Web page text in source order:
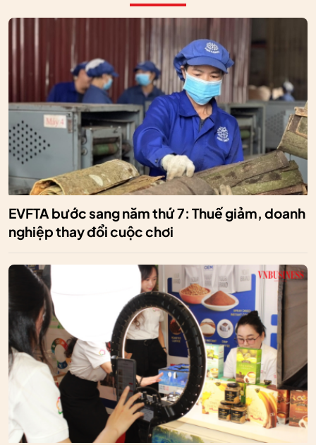
EVFTA bước sang năm thứ 7: Thuế giảm, doanh
nghiệp thay đổi cuộc chơi